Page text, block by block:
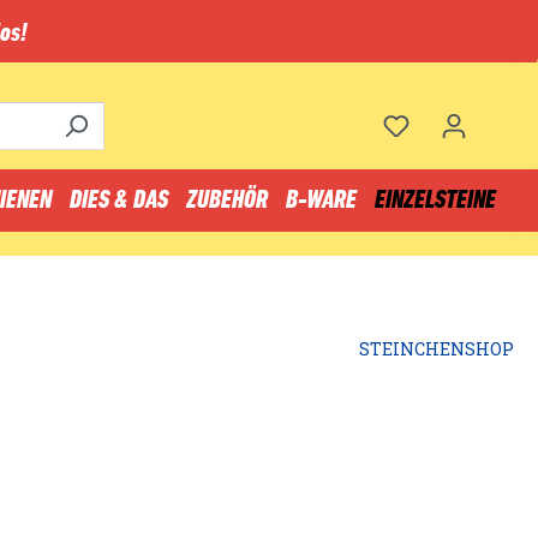
DIES & DAS ZUBEHÖR B-WARE EINZELSTEINE
STEINCHENSHOP